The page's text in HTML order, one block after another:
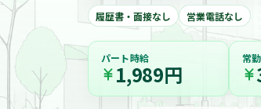
履歴書・面接なし 営業電話なし
パート時給
1,989円
常